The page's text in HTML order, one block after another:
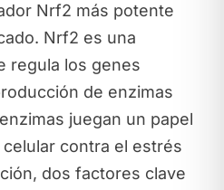
Nrf2 más potente
Nrf2 es una
regula los genes
de enzimas
juegan un papel
contra el estrés
dos factores clave